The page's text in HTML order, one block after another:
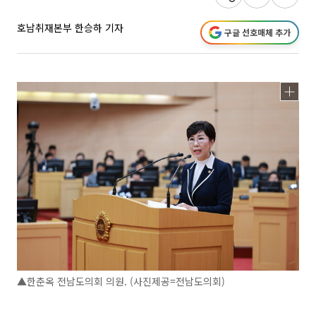
호남취재본부 한승하 기자 구글 선호매체 추가
▲한춘옥 전남도의회 의원. (사진제공=전남도의회)